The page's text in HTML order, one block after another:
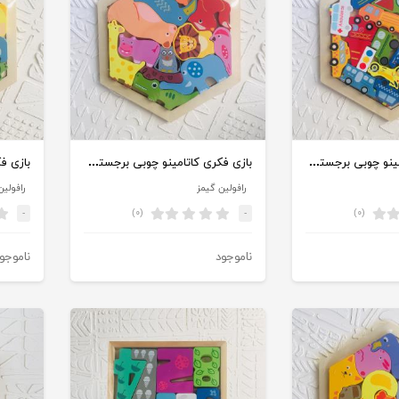
بازی فکری کاتامینو چوبی برجسته 6 ضلعی وسایل نقلیه
(۰)
بازی فکری کاتامینو چوبی برجسته 6 ضلعی حیوانات جنگل
رافولین گیمز
- (۰)
ناموجود
-